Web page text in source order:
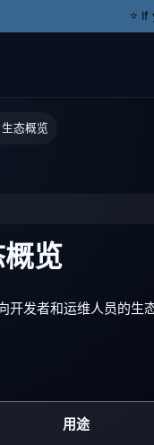
⭐️
生态概览
览
发者和运维人员的生
用途